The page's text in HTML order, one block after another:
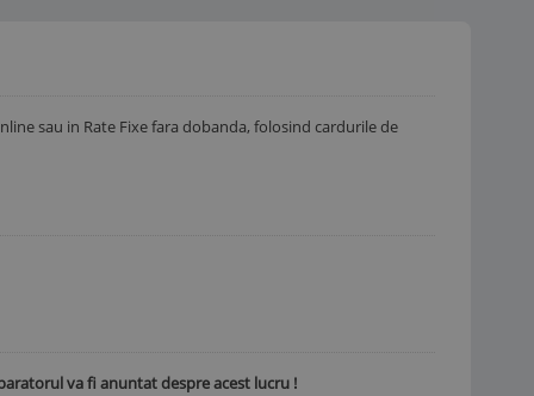
sau in Rate Fixe fara dobanda, folosind cardurile de
va fi anuntat despre acest lucru !